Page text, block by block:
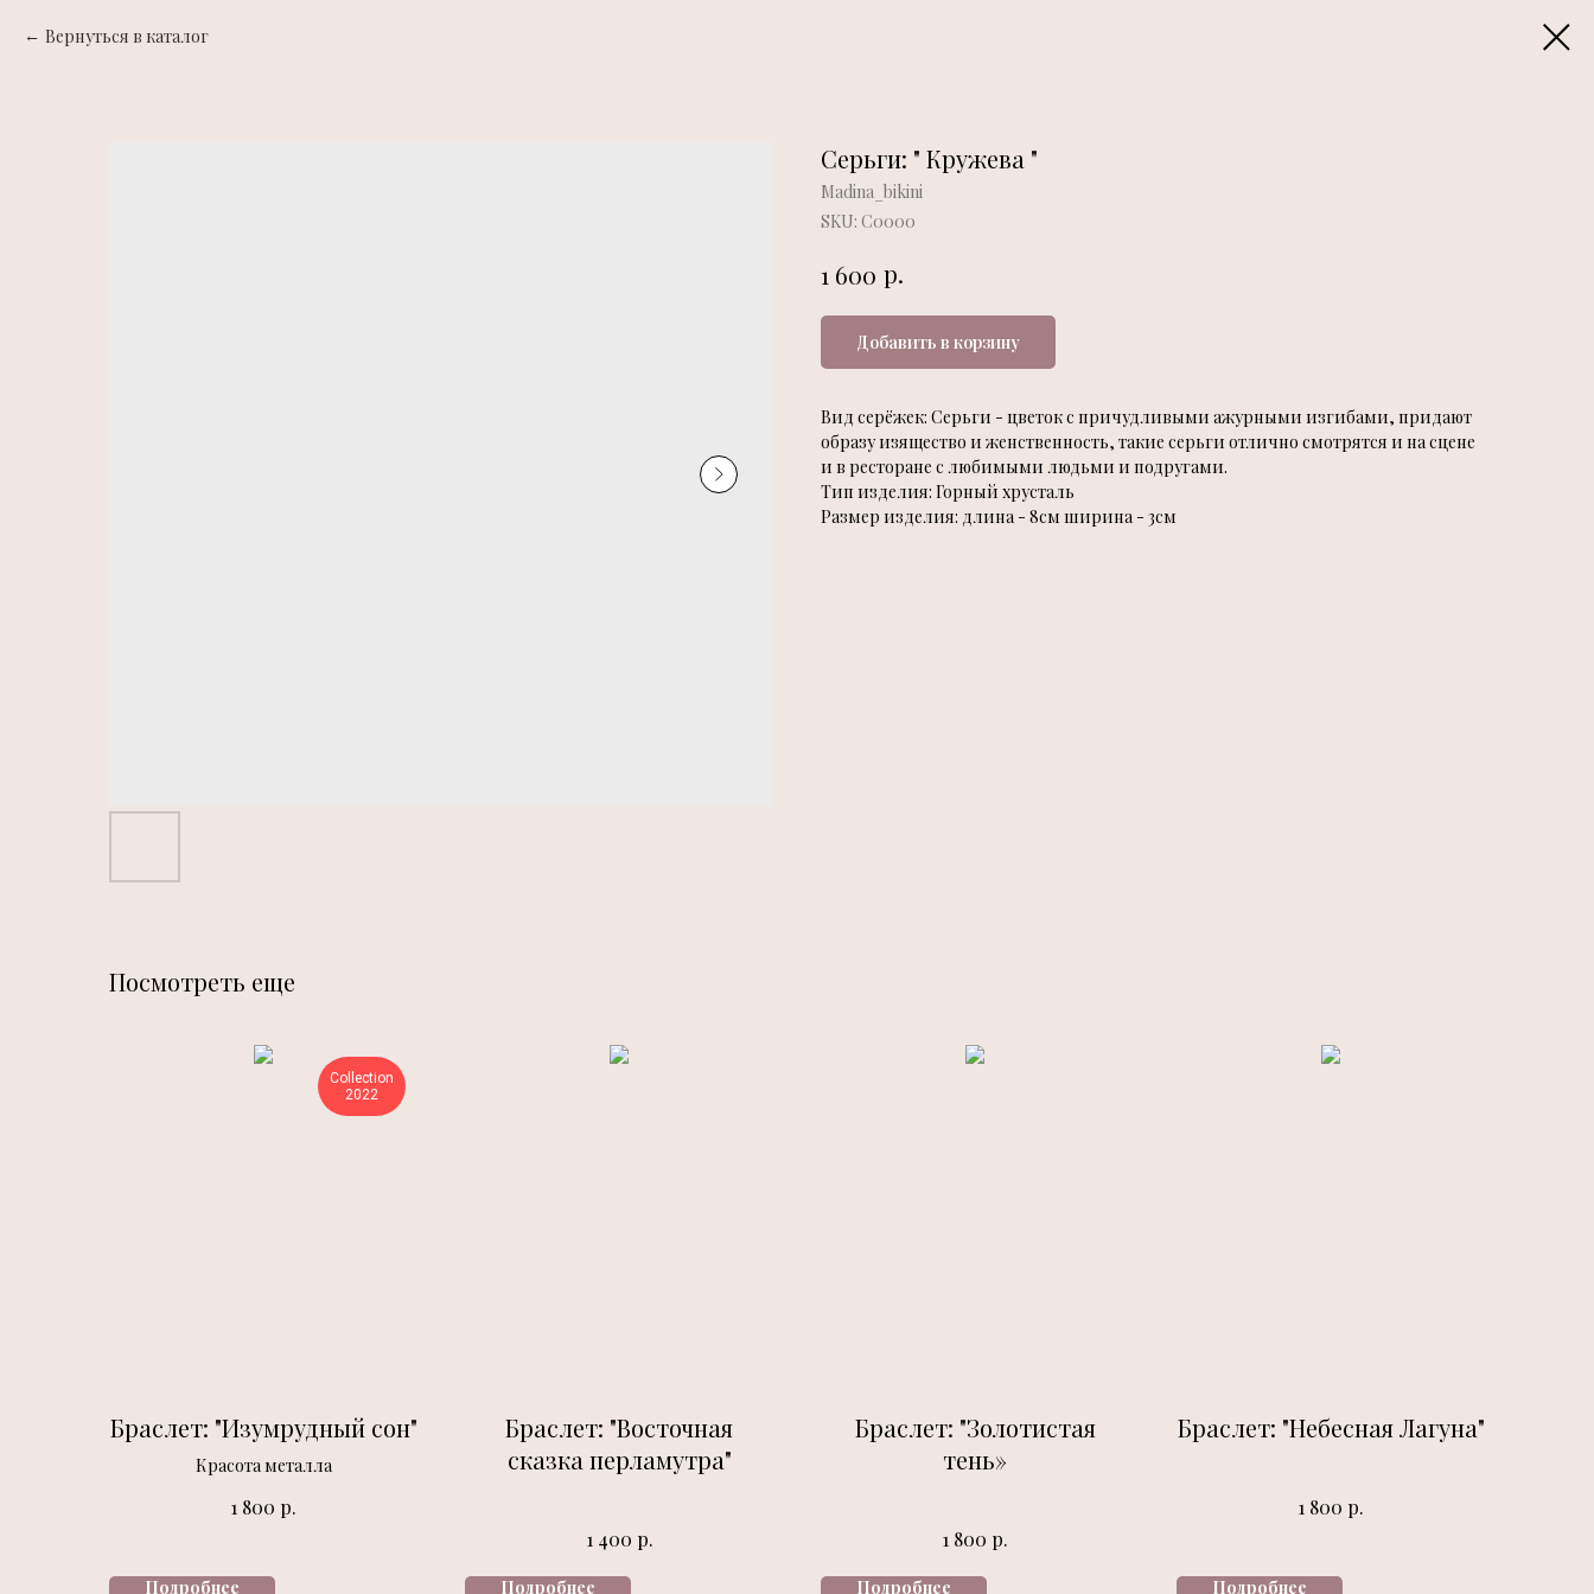
Вернуться в каталог
Серьги: " Кружева "
Madina_bikini
SKU: С0000
1 600 р.
Добавить в корзину
Вид серёжек: Серьги - цветок с причудливыми ажурными изгибами, придают
образу изящество и женственность, такие серьги отлично смотрятся и на сцене
и в ресторане с любимыми людьми и подругами.
Тип изделия: Горный хрусталь
Размер изделия: длина - 8см ширина - 3см
Посмотреть еще
Collection
2022
Браслет: "Изумрудный сон"
Красота металла
1 800 р.
Подробнее
Браслет: "Восточная
сказка перламутра"
1 400 р.
Подробнее
Браслет: "Золотистая
тень»
1 800 р.
Подробнее
Браслет: "Небесная Лагуна"
1 800 р.
Подробнее